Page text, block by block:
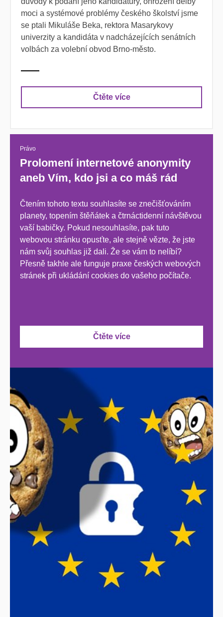
moci a systémové problémy českého školství jsme
se ptali Mikuláše Beka, rektora Masarykovy
univerzity a kandidáta v nadcházejících senátních
volbách za volební obvod Brno-město.
Čtěte více
Právo
Prolomení internetové anonymity
aneb Vím, kdo jsi a co máš rád
Čtením tohoto textu souhlasíte se znečišťováním
planety, topením štěňátek a čtrnáctidenní návštěvou
vaší babičky. Pokud nesouhlasíte, pak tuto
webovou stránku opusťte, ale stejně vězte, že jste
nám svůj souhlas již dali. Že se vám to nelíbí?
Přesně takhle ale funguje praxe českých webových
stránek při ukládání cookies do vašeho počítače.
Čtěte více